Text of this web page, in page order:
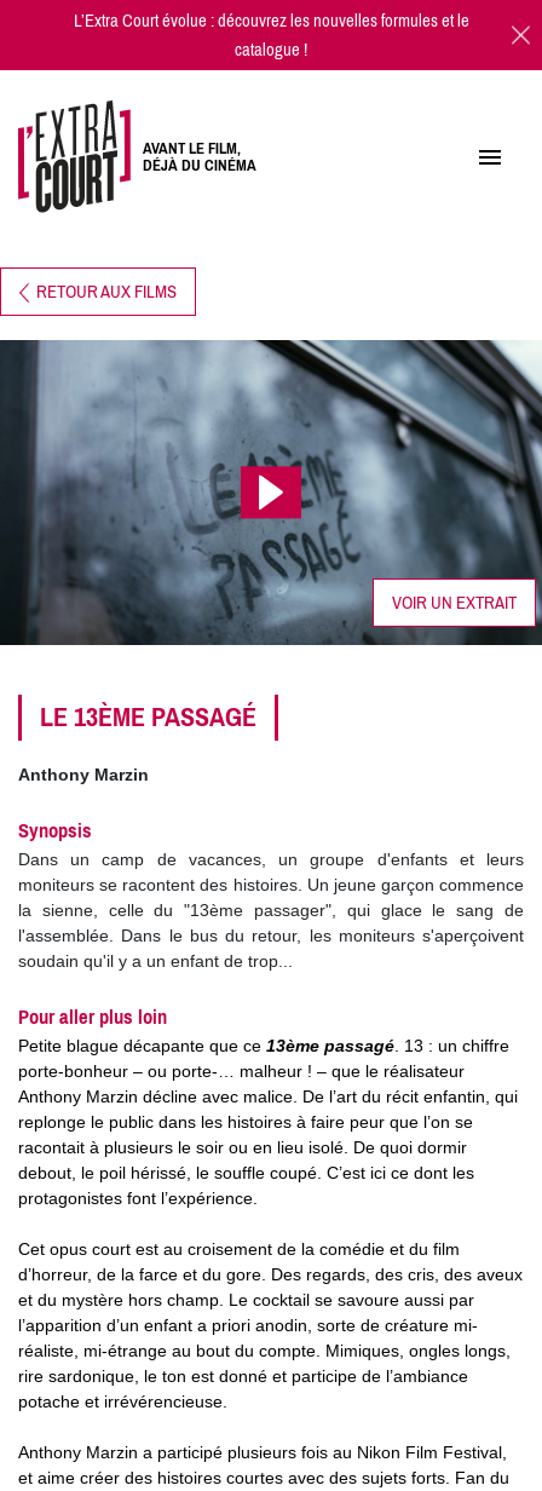
L’Extra Court évolue : découvrez lesnouvelles formulesetle
catalogue!
AVANT LE FILM,
DÉJÀ DU CINÉMA
RETOUR AUX FILMS
VOIR UN EXTRAIT
LE 13ÈME PASSAGÉ
Anthony Marzin
Synopsis
Dans un camp de vacances, un groupe d'enfants et leurs
moniteurs se racontent des histoires. Un jeune garçon commence
la sienne, celle du "13ème passager", qui glace le sang de
l'assemblée. Dans le bus du retour, les moniteurs s'aperçoivent
soudain qu'il y a un enfant de trop...
Pour aller plus loin
Petite blague décapante que ce 13ème passagé . 13 : un chiffre
porte-bonheur – ou porte-… malheur ! – que le réalisateur
Anthony Marzin décline avec malice. De l’art du récit enfantin, qui
replonge le public dans les histoires à faire peur que l’on se
racontait à plusieurs le soir ou en lieu isolé. De quoi dormir
debout, le poil hérissé, le souffle coupé. C’est ici ce dont les
protagonistes font l’expérience.
Cet opus court est au croisement de la comédie et du film
d’horreur, de la farce et du gore. Des regards, des cris, des aveux
et du mystère hors champ. Le cocktail se savoure aussi par
l’apparition d’un enfant a priori anodin, sorte de créature mi-
réaliste, mi-étrange au bout du compte. Mimiques, ongles longs,
rire sardonique, le ton est donné et participe de l’ambiance
potache et irrévérencieuse.
Anthony Marzin a participé plusieurs fois au Nikon Film Festival,
et aime créer des histoires courtes avec des sujets forts. Fan du